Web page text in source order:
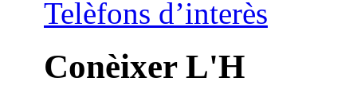
Telèfons d’interès
Conèixer L'H